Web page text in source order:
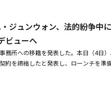
権利は、誰にもない」と強調した。ユ
を結んだと発表。しかし、これに対して
は「ユ・ジュンウォンは復帰の意思を明
を維持した」とし、「7月の最終判決を
BOYS ユ・ジュンウォン、法的紛争
、弁護士とともに十分に検討した。そ
ティストを積極的に支援する」と伝え
、裁判所はユ・ジュンウォンの今後の
満な合意を勧告したが、ユ・ジュンウ
め、従来の立場を維持してきた」とし
結および活動計画を一方的に公開し、
強硬対応する」と明かした。続けて「
・ジュンウォン、法的紛争
ビューへ
務所への移籍を発表した。本日（4日
約を締結したと発表し、ローンチを準
の提示するボーイズグループの方向